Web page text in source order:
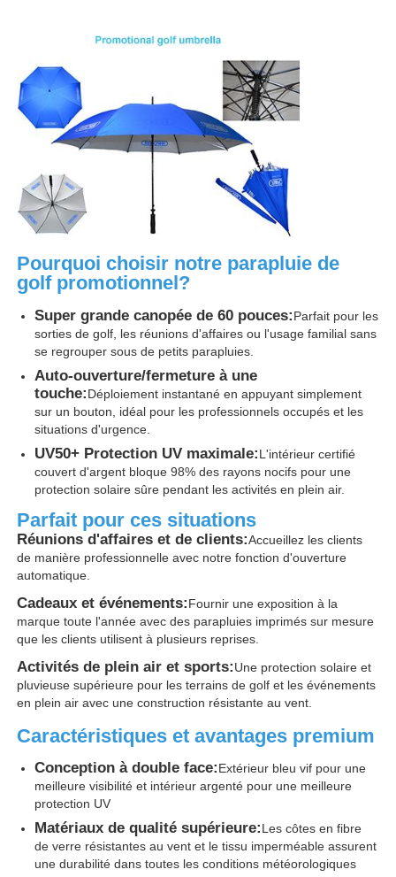
A propos de nous
Visite d'usine
Contrôle de la qualité
Tous les cas
Demande de soumission
parapluies de golf
Des parapluies
Parapluies compacts
parapluies promotionnels
Parapluie étanche
Parapluie automatique ouverte
Parapluies inversées
Parapluies à poignée en bois
Pourquoi choisir notre parapluie de
golf promotionnel?
Super grande canopée de 60 pouces:Parfait pour les
sorties de golf, les réunions d'affaires ou l'usage familial sans
se regrouper sous de petits parapluies.
Auto-ouverture/fermeture à une
touche:Déploiement instantané en appuyant simplement
sur un bouton, idéal pour les professionnels occupés et les
situations d'urgence.
UV50+ Protection UV maximale:L'intérieur certifié
couvert d'argent bloque 98% des rayons nocifs pour une
protection solaire sûre pendant les activités en plein air.
Parfait pour ces situations
Réunions d'affaires et de clients:Accueillez les clients
de manière professionnelle avec notre fonction d'ouverture
automatique.
Cadeaux et événements:Fournir une exposition à la
marque toute l'année avec des parapluies imprimés sur mesure
que les clients utilisent à plusieurs reprises.
Activités de plein air et sports:Une protection solaire et
pluvieuse supérieure pour les terrains de golf et les événements
en plein air avec une construction résistante au vent.
Caractéristiques et avantages premium
Conception à double face:Extérieur bleu vif pour une
meilleure visibilité et intérieur argenté pour une meilleure
protection UV
Matériaux de qualité supérieure:Les côtes en fibre
de verre résistantes au vent et le tissu imperméable assurent
une durabilité dans toutes les conditions météorologiques